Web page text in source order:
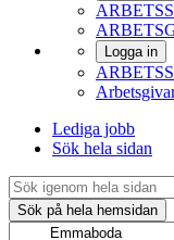
Logga in
Lediga jobb
Sök hela sidan